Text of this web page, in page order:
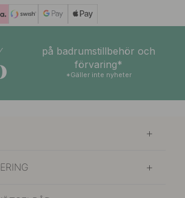
på badrumstillbehör och
förvaring*
*Gäller inte nyheter